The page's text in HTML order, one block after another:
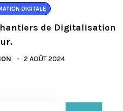
DIGITALE
de Digitalisation
2 AOÛT 2024